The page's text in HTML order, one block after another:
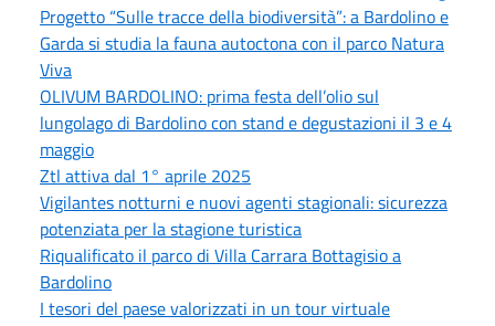
Progetto “Sulle tracce della biodiversità”: a Bardolino e
Garda si studia la fauna autoctona con il parco Natura
Viva
OLIVUM BARDOLINO: prima festa dell’olio sul
lungolago di Bardolino con stand e degustazioni il 3 e 4
maggio
Ztl attiva dal 1° aprile 2025
Vigilantes notturni e nuovi agenti stagionali: sicurezza
potenziata per la stagione turistica
Riqualificato il parco di Villa Carrara Bottagisio a
Bardolino
I tesori del paese valorizzati in un tour virtuale